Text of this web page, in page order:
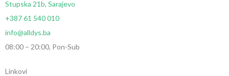
Stupska 21b, Sarajevo
+387 61 540 010
info@alldys.ba
08:00 – 20:00, Pon-Sub
Linkovi